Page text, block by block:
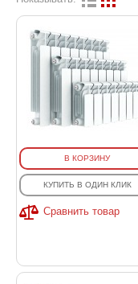
В КОРЗИНУ
КУПИТЬ В ОДИН КЛИК
Сравнить товар